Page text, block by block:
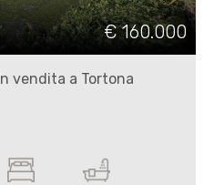
€ 160.000
vendita a Tortona